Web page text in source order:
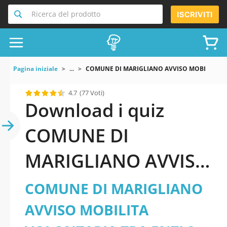
Ricerca del prodotto ISCRIVITI
Pagina iniziale ... COMUNE DI MARIGLIANO AVVISO MOBILITA
4.7 (77 Voti)
Download i quiz
COMUNE DI
MARIGLIANO AVVISO
MOBILITA
VOLONTARIA TRA
COMUNE DI MARIGLIANO
AVVISO MOBILITA